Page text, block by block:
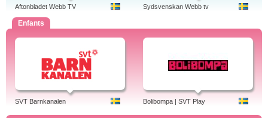
Aftonbladet Webb TV Sydsvenskan Webb tv
Enfants
SVT Barnkanalen Bolibompa | SVT Play